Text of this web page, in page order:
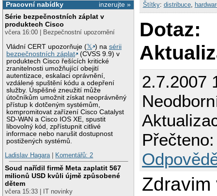
inzerujte »
Pracovní nabídky
Série bezpečnostních záplat v
produktech Cisco
včera 16:00 | Bezpečnostní upozornění
Vládní CERT upozorňuje (𝕏 ) nasérii
bezpečnostních záplat
(CVSS 9.9) v
produktech Cisco řešících kritické
zranitelnosti umožňující obejití
autentizace, eskalaci oprávnění,
vzdálené spuštění kódu a odepření
služby. Úspěšné zneužití může
útočníkům umožnit získat neoprávněný
přístup k dotčeným systémům,
kompromitovat zařízení Cisco Catalyst
SD-WAN a Cisco IOS XE, spustit
libovolný kód, zpřístupnit citlivé
informace nebo narušit dostupnost
postižených systémů.
Ladislav Hagara| Komentářů: 2
Soud nařídil firmě Meta zaplatit 567
milionů USD kvůli újmě způsobené
dětem
včera 15:33 | IT novinky
Štítky: distribuce,
Dotaz:
2.7.2007
Zdravim